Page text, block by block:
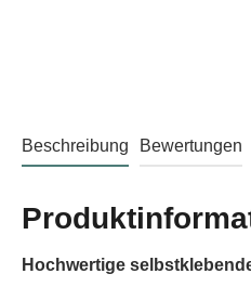
Beschreibung Bewertungen
Hochwertige